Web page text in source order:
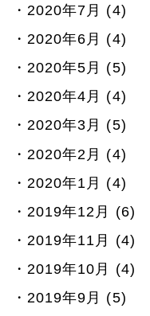
2020年7月 (4)
2020年6月 (4)
2020年5月 (5)
2020年4月 (4)
2020年3月 (5)
2020年2月 (4)
2020年1月 (4)
2019年12月 (6)
2019年11月 (4)
2019年10月 (4)
2019年9月 (5)